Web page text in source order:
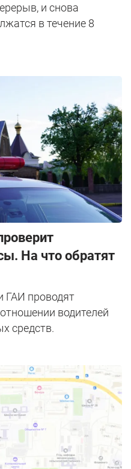
и снова
в течение 8
На что обратят
ГАИ проводят
водителей
средств.